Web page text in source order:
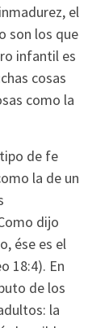
el
son los que
infantil es
cosas
como la
de fe
la de un
dijo
ése es el
18:4). En
de los
la